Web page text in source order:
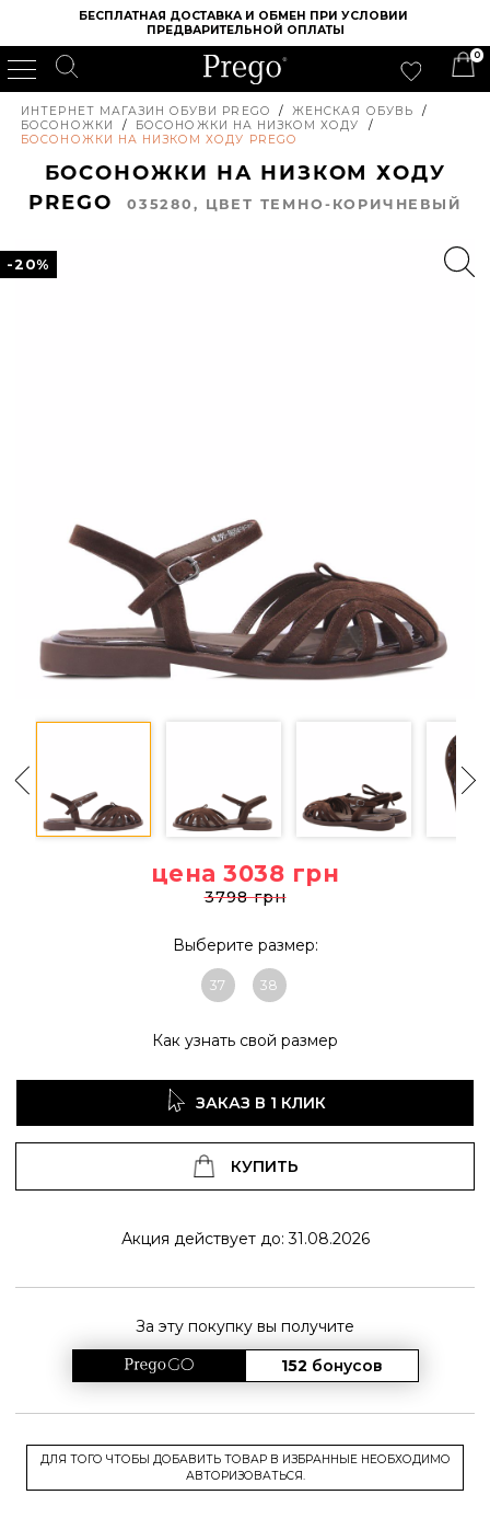
БЕСПЛАТНАЯ ДОСТАВКА И ОБМЕН ПРИ УСЛОВИИ
ПРЕДВАРИТЕЛЬНОЙ ОПЛАТЫ
0
ИНТЕРНЕТ МАГАЗИН ОБУВИ PREGO / ЖЕНСКАЯ ОБУВЬ
/
БОСОНОЖКИ
/ БОСОНОЖКИ НА НИЗКОМ ХОДУ
/
БОСОНОЖКИ НА НИЗКОМ ХОДУ PREGO
БОСОНОЖКИ НА НИЗКОМ ХОДУ
PREGO
035280, ЦВЕТ ТЕМНО-КОРИЧНЕВЫЙ
-20%
цена 3038 грн
3798 грн
Выберите размер:
37 38
Как узнать свой размер
ЗАКАЗ В 1 КЛИК
КУПИТЬ
Акция действует до: 31.08.2026
За эту покупку вы получите
152 бонусов
ДЛЯ ТОГО ЧТОБЫ ДОБАВИТЬ ТОВАР В ИЗБРАННЫЕ НЕОБХОДИМО
АВТОРИЗОВАТЬСЯ.